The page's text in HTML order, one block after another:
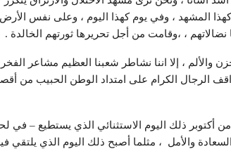
كهذا المشهد ، وفي يوم كهذا اليوم ، وعلى نفس
نضالاتهم ، ،وقامت من أجل تحريرها ثورتهم الخالدة .
والألم ، إلا اننا نشاطر شعبنا العظيم مشاعر الفخر
مواقف الرجال الكرام على امتداد الوطن الحبيب
أكتوبر ذلك اليوم الاستثنائي الذي يستطيع – في
والأمل ، مثلما أصبح ذلك اليوم الذي يلتقي